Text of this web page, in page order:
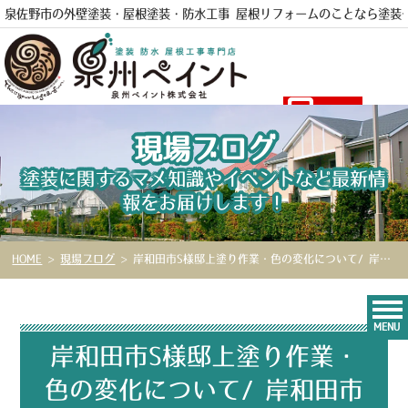
泉佐野市の外壁塗装・屋根塗装・防水工事 屋根リフォームのことなら塗装
電話
MENU
現場ブログ
塗装に関するマメ知識やイベントなど最新情
報をお届けします！
HOME > 現場ブログ > 岸和田市S様邸上塗り作業・色の変化について/ 岸和田市の外壁塗装・屋根塗装 泉州ペイント№20
岸和田市S様邸上塗り作業・
色の変化について/ 岸和田市